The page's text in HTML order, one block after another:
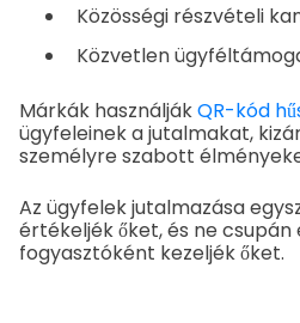
Közösségi részvételi
Közvetlen
Márkák használjákQR-kód
ügyfeleinek a jutalmakat,
személyre szabott
Az ügyfelek jutalmazása
értékeljék őket, és ne csupán
fogyasztóként kezeljék őket.